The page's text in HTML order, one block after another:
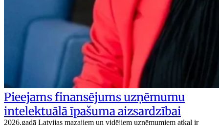
Pieejams finansējums uzņēmumu
intelektuālā īpašuma aizsardzībai
2026.gadā Latvijas mazajiem un vidējiem uzņēmumiem atkal ir